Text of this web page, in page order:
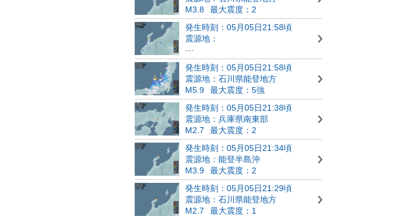
M3.8
最大震度：2
発生時刻：05月05日21:58頃
震源地：
---
発生時刻：05月05日21:58頃
震源地：石川県能登地方
M5.9
最大震度：5強
発生時刻：05月05日21:38頃
震源地：兵庫県南東部
M2.7
最大震度：2
発生時刻：05月05日21:34頃
震源地：能登半島沖
M3.9
最大震度：2
発生時刻：05月05日21:29頃
震源地：石川県能登地方
M2.7
最大震度：1